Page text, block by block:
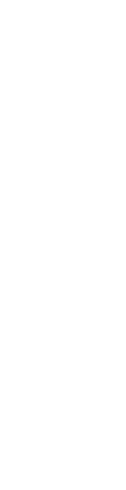
スタマーサポート/コール